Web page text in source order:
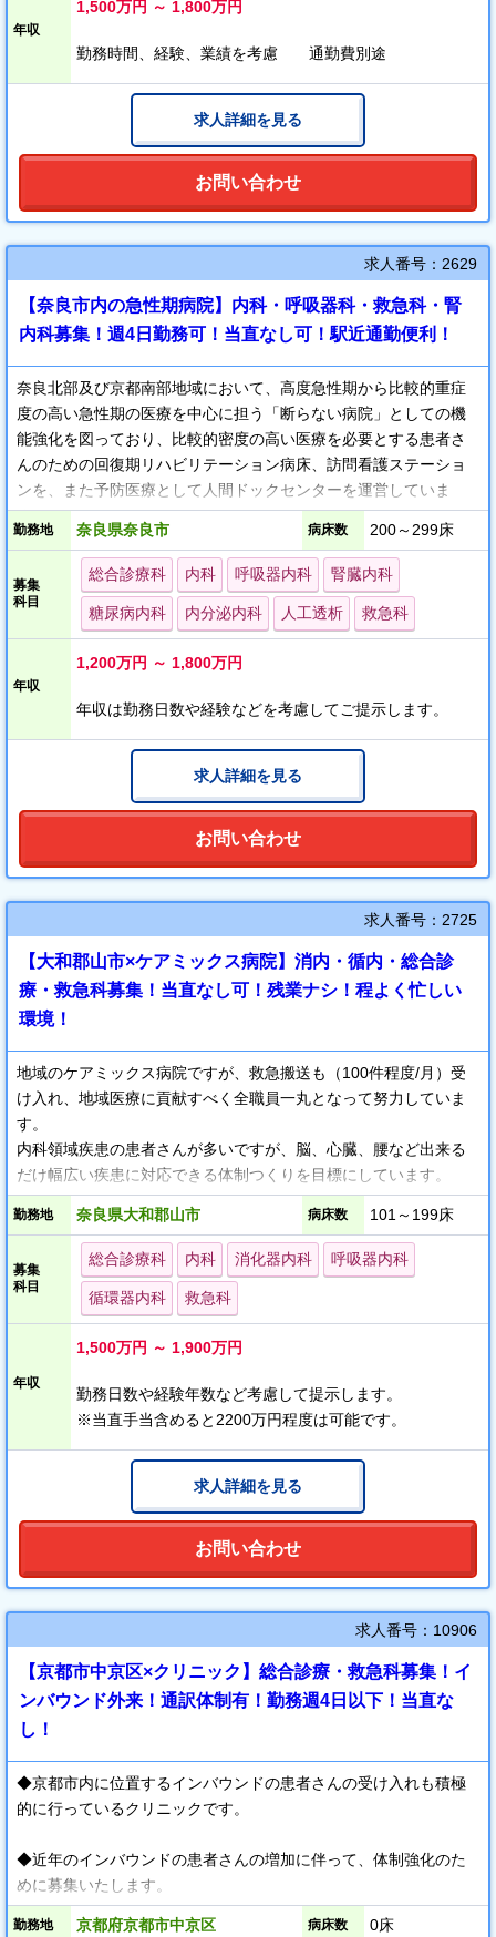
また完全週休2日制はもちろん、有給休暇の完全消化や看護休暇、
リフレッシュ休暇の実施、また低料金にての院内託児所（24時間
そして滋賀県のワークライフバランス（仕事と家庭の両立をめざ
す）モデル病院として、病院をあげて取組み成果をあげておりま
女性医師についても妊娠・出産・育児などで、生涯医師として現
役であり続けたいと思いながらも臨床現場を離れ、その後の復帰
を断念される事のないよう保育所を有し、就業時間の希望につい
てもご相談に応じ産休育休など出来る限りの支援はさせて頂きま
す。
年収
1,500万円 ～ 1,800万円
勤務時間、経験、業績を考慮 通勤費別途
求人詳細を見る
お問い合わせ
求人番号：2629
【奈良市内の急性期病院】内科・呼吸器科・救急科・腎
内科募集！週4日勤務可！当直なし可！駅近通勤便利！
奈良北部及び京都南部地域において、高度急性期から比較的重症
度の高い急性期の医療を中心に担う「断らない病院」としての機
能強化を図っており、比較的密度の高い医療を必要とする患者さ
んのための回復期リハビリテーション病床、訪問看護ステーショ
ンを、また予防医療として人間ドックセンターを運営していま
す。
総合診療科について
一般内科として、内科の総合的な診療と同時に、専門の臓器別診
療で当てはまらない診療も行ってきましたが、今回顧問として、
総合診療医学会認総合診療医、呼吸器学会専門医・指導医である
医師を迎え、診療科を特定できない症例も診察しております。
勤務地 奈良県奈良市 病床数 200～299床
募集
科目
総合診療科 内科 呼吸器内科 腎臓内科
糖尿病内科 内分泌内科 人工透析 救急科
年収
1,200万円 ～ 1,800万円
年収は勤務日数や経験などを考慮してご提示します。
求人詳細を見る
お問い合わせ
求人番号：2725
【大和郡山市×ケアミックス病院】消内・循内・総合診
療・救急科募集！当直なし可！残業ナシ！程よく忙しい
環境！
地域のケアミックス病院ですが、救急搬送も（100件程度/月）受
け入れ、地域医療に貢献すべく全職員一丸となって努力していま
す。
内科領域疾患の患者さんが多いですが、脳、心臓、腰など出来る
だけ幅広い疾患に対応できる体制つくりを目標にしています。
勤務地 奈良県大和郡山市 病床数 101～199床
募集
科目
総合診療科 内科 消化器内科 呼吸器内科
循環器内科 救急科
年収
1,500万円 ～ 1,900万円
勤務日数や経験年数など考慮して提示します。
※当直手当含めると2200万円程度は可能です。
求人詳細を見る
お問い合わせ
求人番号：10906
【京都市中京区×クリニック】総合診療・救急科募集！イ
ンバウンド外来！通訳体制有！勤務週4日以下！当直な
し！
◆京都市内に位置するインバウンドの患者さんの受け入れも積極
的に行っているクリニックです。
◆近年のインバウンドの患者さんの増加に伴って、体制強化のた
めに募集いたします。
勤務地 京都府京都市中京区 病床数 0床